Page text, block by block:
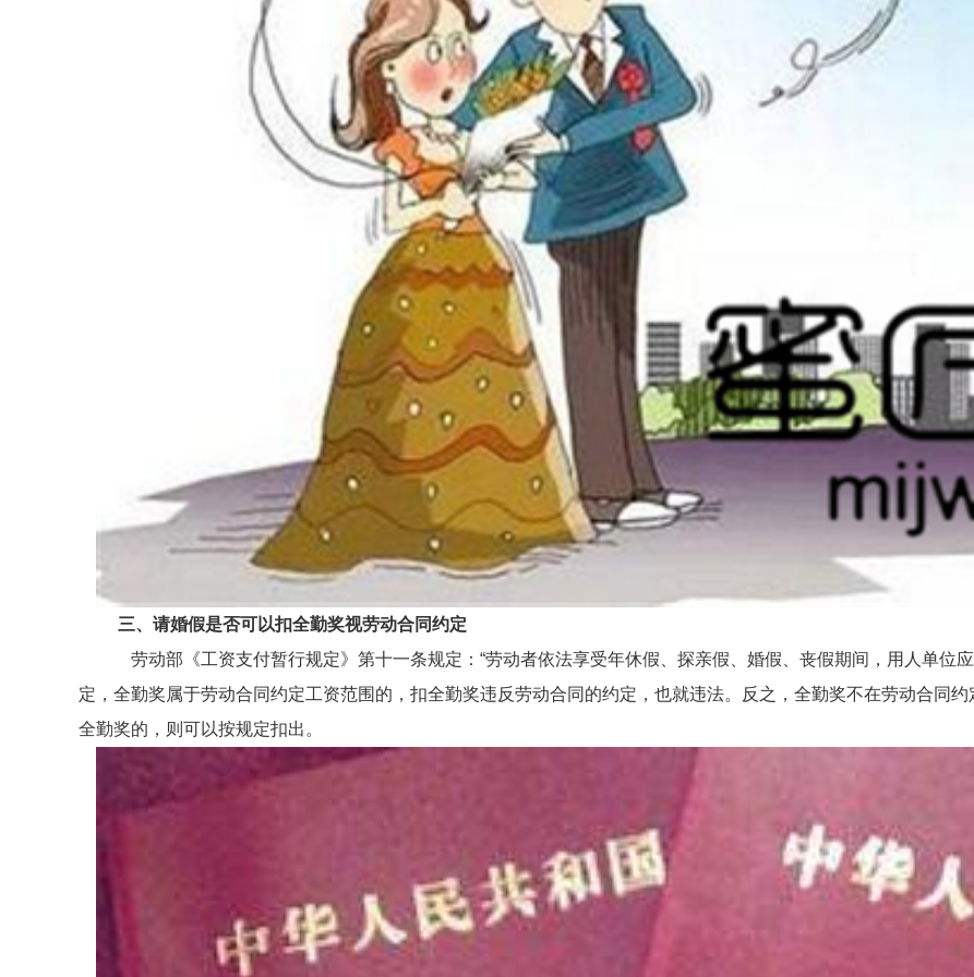
三、请婚假是否可以扣全勤奖视劳动合同约定
劳动部《工资支付暂行规定》第十一条规定：“劳动者依法享受年休假、探亲假、婚假、丧假期间，用人单位
定，全勤奖属于劳动合同约定工资范围的，扣全勤奖违反劳动合同的约定，也就违法。反之，全勤奖不在劳动合同
全勤奖的，则可以按规定扣出。